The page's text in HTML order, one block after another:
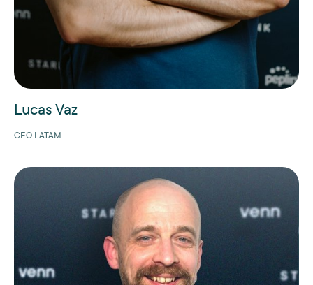
Lucas Vaz
CEO LATAM